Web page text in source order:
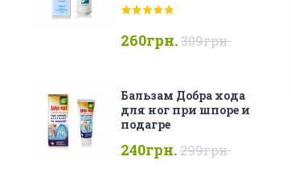
260грн.309грн.
Бальзам Добра хода
для ног при шпоре и
подагре
240грн.299грн.